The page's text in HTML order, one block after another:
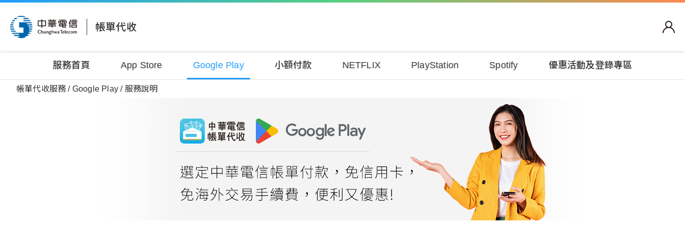
帳單代收
服務首頁 App Store Google Play 小額付款 NETFLIX PlayStation Spotify 優惠活動及登錄專區
帳單代收服務 Google Play 服務說明